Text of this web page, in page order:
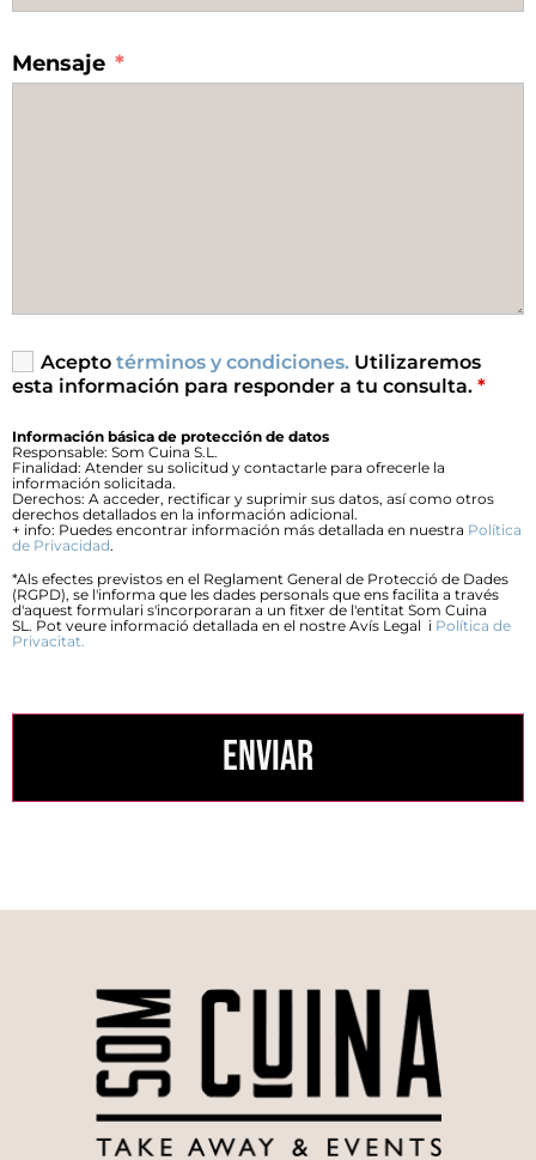
Mensaje
Acepto términos y condiciones. Utilizaremos
esta información para responder a tu consulta. *
Información básica de protección de datos
Responsable: Som Cuina S.L.
Finalidad: Atender su solicitud y contactarle para ofrecerle la
información solicitada.
Derechos: A acceder, rectificar y suprimir sus datos, así como otros
derechos detallados en la información adicional.
+ info: Puedes encontrar información más detallada en nuestra Política
de Privacidad.
*Als efectes previstos en el Reglament General de Protecció de Dades
(RGPD), se l'informa que les dades personals que ens facilita a través
d'aquest formulari s'incorporaran a un fitxer de l'entitat Som Cuina
SL. Pot veure informació detallada en el nostre Avís Legal i Política de
Privacitat.
ENVIAR